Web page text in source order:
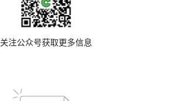
关注公众号获取更多信息